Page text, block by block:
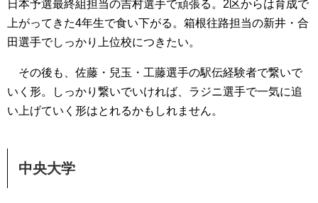
日本予選最終組担当の吉村選手で頑張る。2区からは育成で
上がってきた4年生で食い下がる。箱根往路担当の新井・合
田選手でしっかり上位校につきたい。
その後も、佐藤・兒玉・工藤選手の駅伝経験者で繋いで
いく形。しっかり繋いでいければ、ラジニ選手で一気に追
い上げていく形はとれるかもしれません。
中央大学